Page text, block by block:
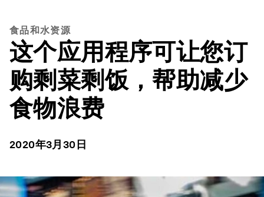
食品和水资源
这个应用程序可让您订
购剩菜剩饭，帮助减少
食物浪费
2020年3月30日